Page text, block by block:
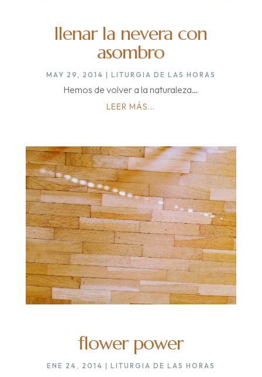
llenar la nevera con
asombro
MAY 29, 2014 | LITURGIA DE LAS HORAS
Hemos de volver a la naturaleza…
LEER MÁS...
flower power
ENE 24, 2014 | LITURGIA DE LAS HORAS